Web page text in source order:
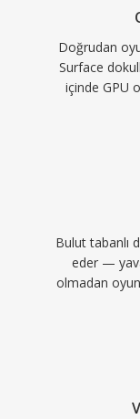
Doğrudan
Surface
içinde GPU
Bulut tabanlı
eder —
olmadan